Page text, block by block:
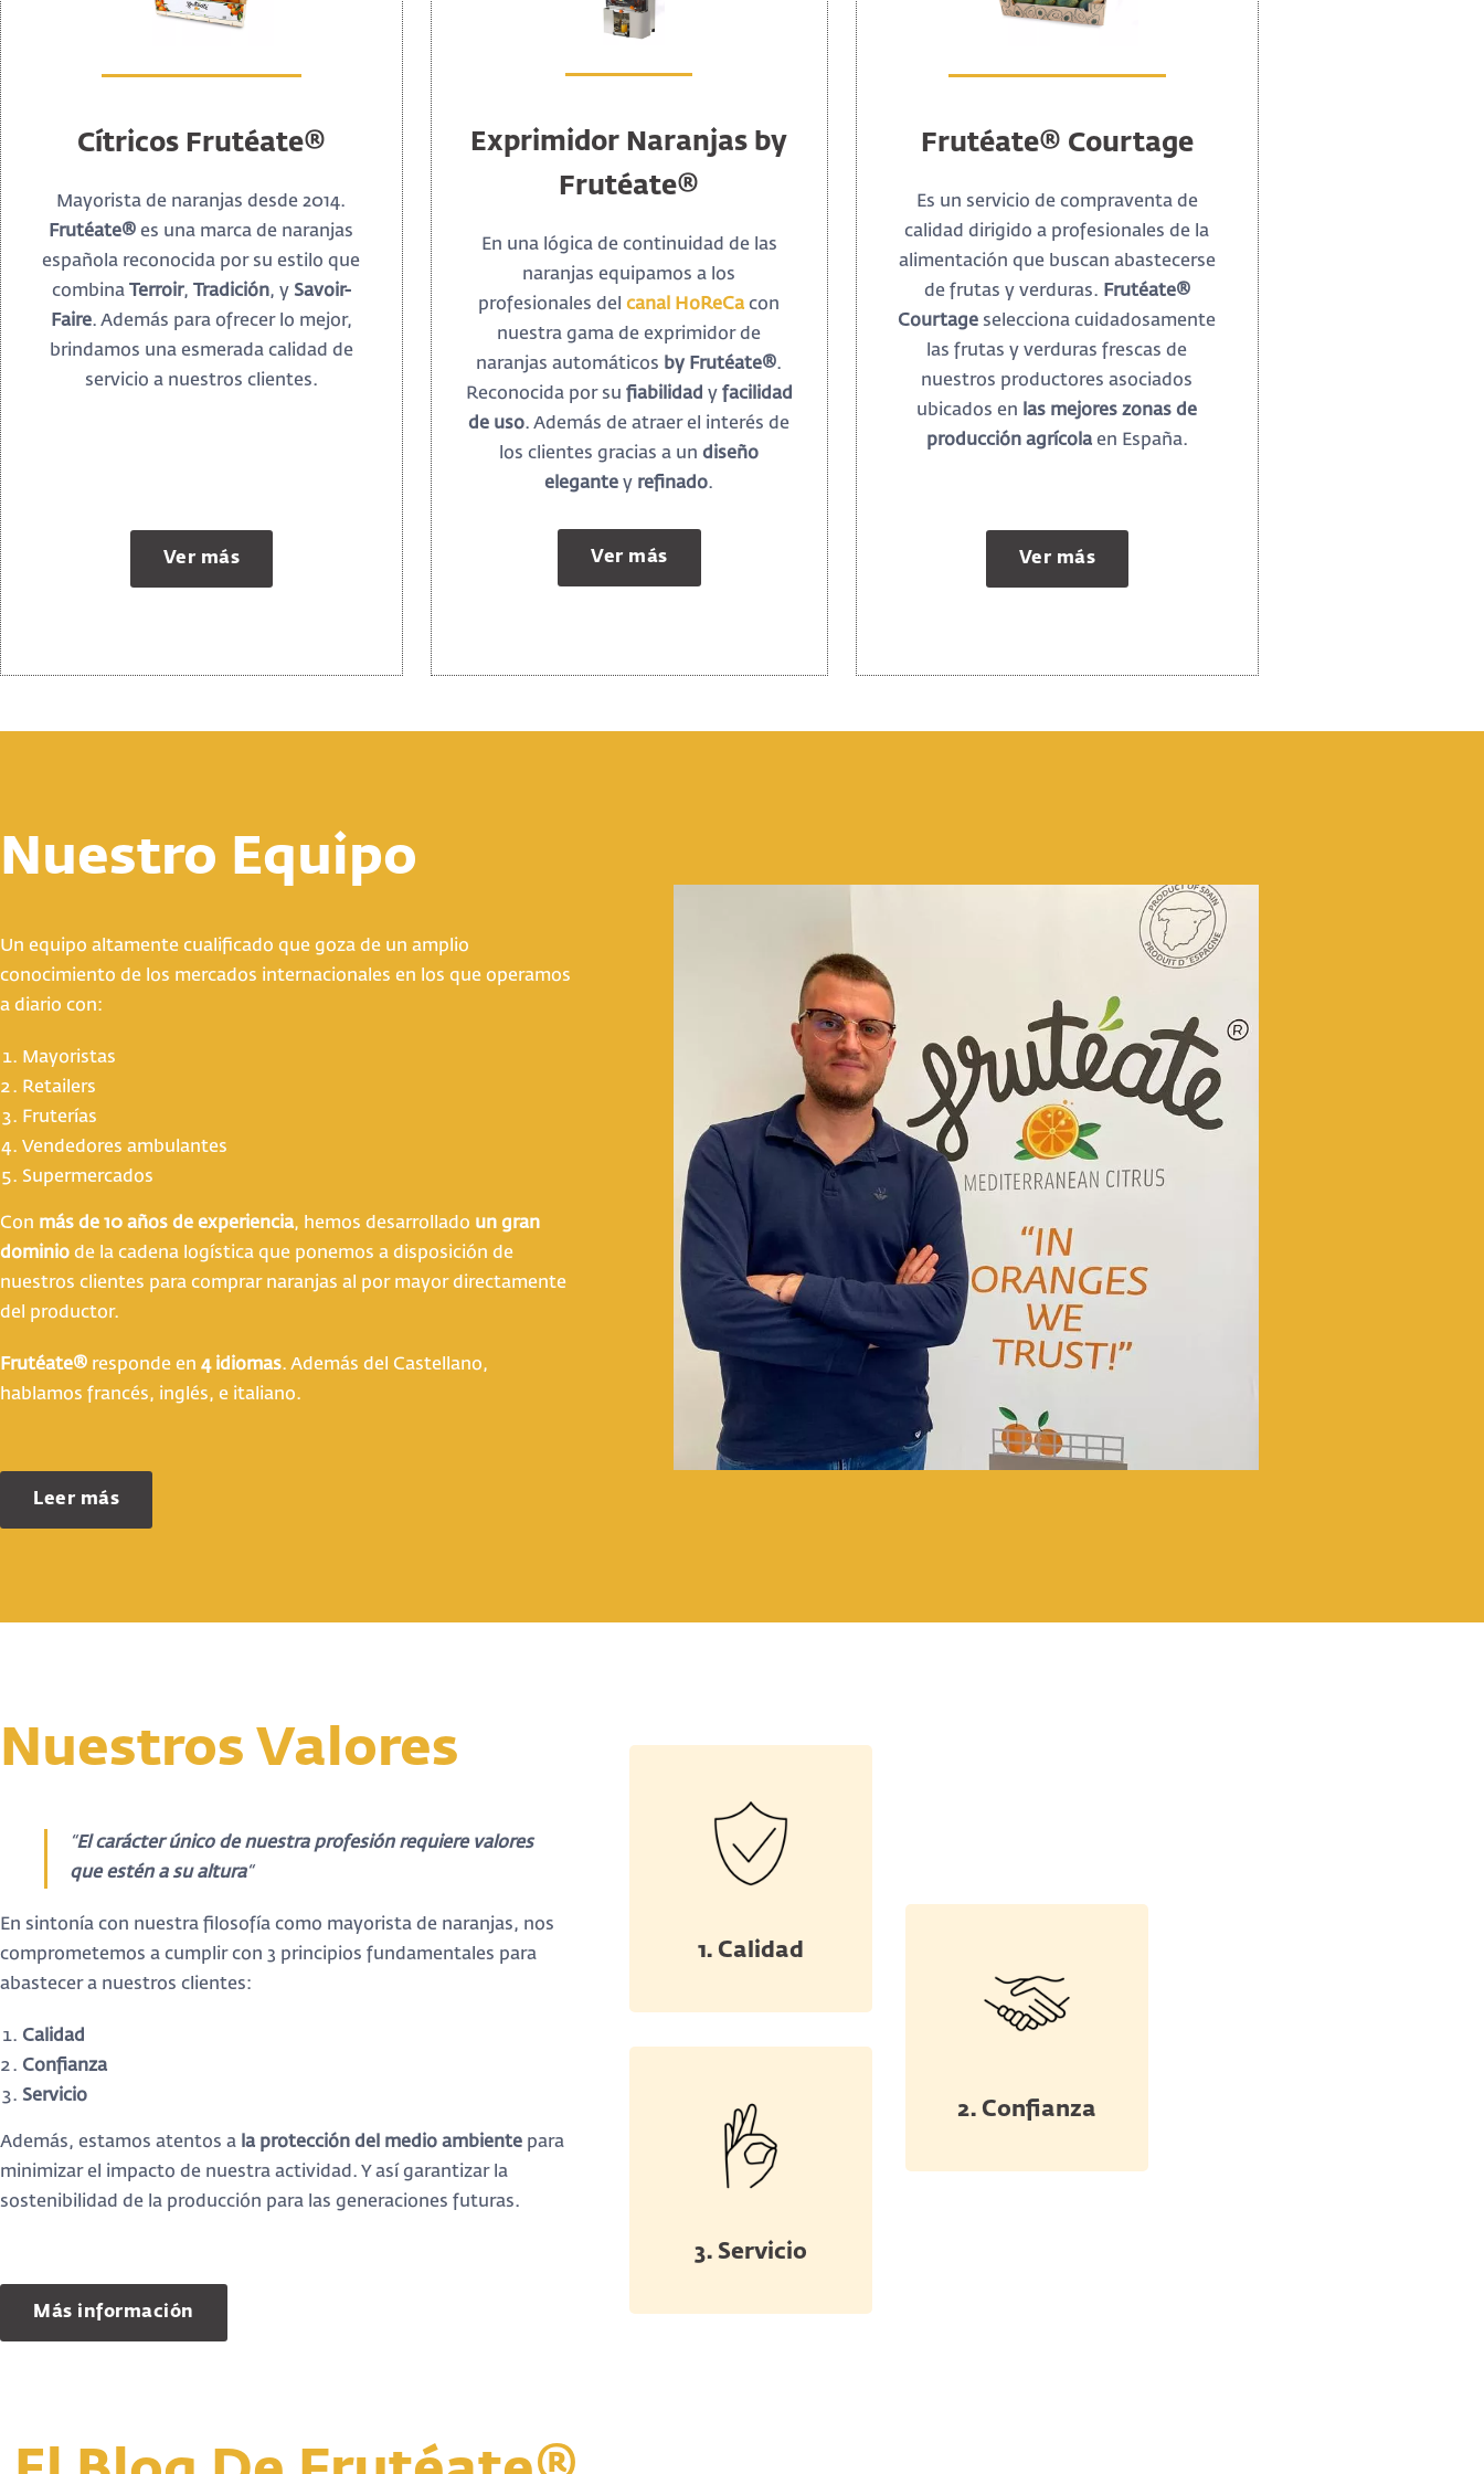
Cítricos Frutéate®
Mayorista de naranjas desde 2014.
Frutéate®es una marca de naranjas
española reconocida por su estilo que
combina Terroir, Tradición, y Savoir-
Faire. Además para ofrecer lo mejor,
brindamos una esmerada calidad de
servicio a nuestros clientes.
Ver más
Exprimidor Naranjas by
Frutéate®
En una lógica de continuidad de las
naranjas equipamos a los
profesionales del canal HoReCa con
nuestra gama de exprimidor de
naranjas automáticos by Frutéate®.
Reconocida por su fiabilidad y facilidad
de uso. Además de atraer el interés de
los clientes gracias a undiseño
elegante y refinado.
Ver más
Frutéate® Courtage
Es un servicio de compraventa de
calidad dirigido a profesionales de la
alimentación que buscan abastecerse
de frutas y verduras. Frutéate®
Courtage selecciona cuidadosamente
las frutas y verduras frescas de
nuestros productores asociados
ubicados en las mejores zonas de
producción agrícolaen España.
Ver más
Nuestro Equipo
Un equipo altamente cualificado que goza de un amplio
conocimiento de los mercados internacionales en los que operamos
a diario con:
Mayoristas
Retailers
Fruterías
Vendedores ambulantes
Supermercados
Con más de 10 años de experiencia, hemos desarrollado un gran
dominio de la cadena logística que ponemos a disposición de
nuestros clientes para comprar naranjas al por mayor directamente
del productor.
Frutéate® responde en 4 idiomas. Además del Castellano,
hablamos francés, inglés, e italiano.
Leer más
Nuestros Valores
“El carácter único de nuestra profesión requiere valores
que estén a su altura“
En sintonía con nuestra filosofía como mayorista de naranjas, nos
comprometemos a cumplir con 3 principios fundamentales para
abastecer a nuestros clientes:
Calidad
Confianza
Servicio
Además, estamos atentos a la protección del medio ambiente para
minimizar el impacto de nuestra actividad. Y así garantizar la
sostenibilidad de la producción para las generaciones futuras.
Más información
1. Calidad
2. Confianza
3. Servicio